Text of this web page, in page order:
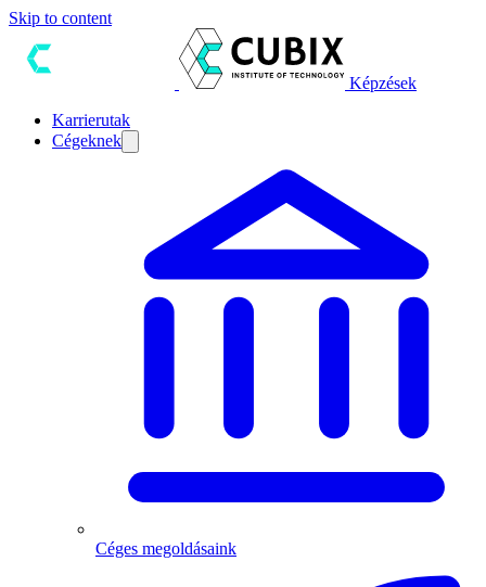
Skip to content
Képzések
Karrierutak
Cégeknek
Céges megoldásaink